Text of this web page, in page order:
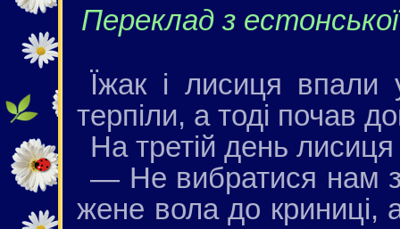
Переклад з
Їжак і лисиця
терпіли, а тоді почав
На третій день
— Не вибратися нам
жене вола до